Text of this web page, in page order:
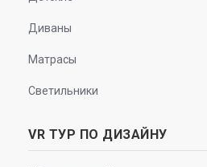
Диваны
Матрасы
Светильники
VR ТУР ПО ДИЗАЙНУ